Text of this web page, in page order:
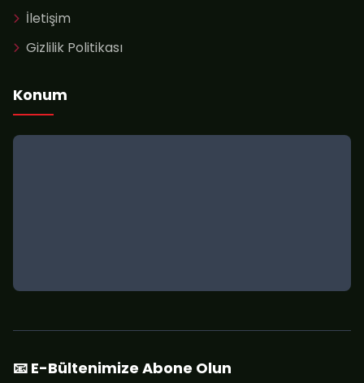
İletişim
Gizlilik Politikası
Konum
📧 E-Bültenimize Abone Olun